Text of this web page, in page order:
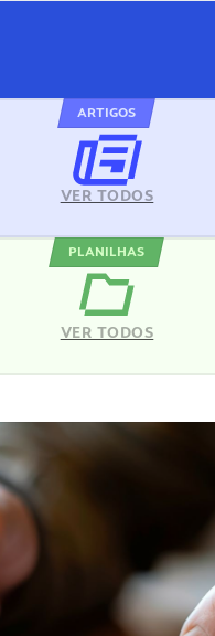
ARTIGOS
VER TODOS
PLANILHAS
VER TODOS